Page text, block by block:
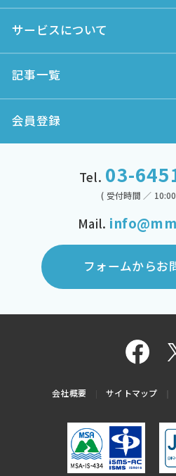
サービスについて
記事一覧
会員登録
Tel. 03-
( 受付時間 ／
Mail.
フォームからお
会社概要 サイトマップ